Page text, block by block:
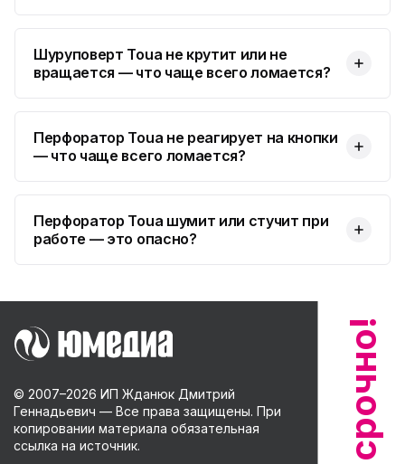
Шуруповерт Toua не крутит или не
вращается — что чаще всего ломается?
Перфоратор Toua не реагирует на кнопки
— что чаще всего ломается?
Перфоратор Toua шумит или стучит при
работе — это опасно?
© 2007–2026 ИП Жданюк Дмитрий
Геннадьевич — Все права защищены. При
копировании материала обязательная
ссылка на источник.